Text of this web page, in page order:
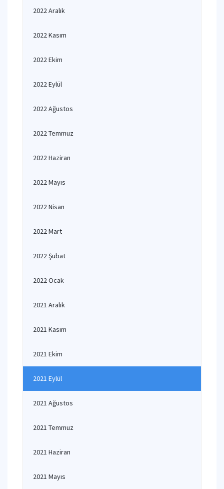
2022 Aralık
2022 Kasım
2022 Ekim
2022 Eylül
2022 Ağustos
2022 Temmuz
2022 Haziran
2022 Mayıs
2022 Nisan
2022 Mart
2022 Şubat
2022 Ocak
2021 Aralık
2021 Kasım
2021 Ekim
2021 Eylül
2021 Ağustos
2021 Temmuz
2021 Haziran
2021 Mayıs